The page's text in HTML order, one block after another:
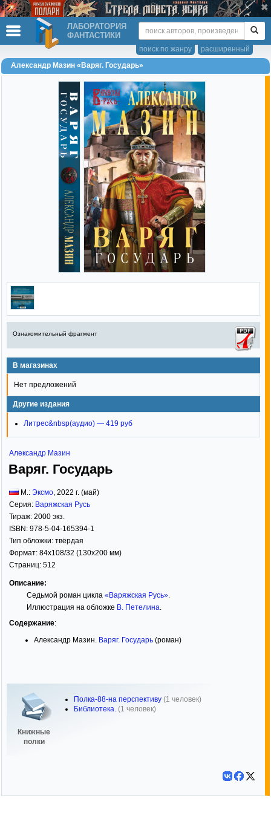
ЛАБОРАТОРИЯ
ФАНТАСТИКИ
расширенный
поиск по жанру
Александр Мазин «Варяг. Государь»
Ознакомительный фрагмент
В магазинах
Нет предложений
Другие издания
Литрес&nbsp(аудио) — 419 руб
Александр Мазин
Варяг. Государь
М.: Эксмо 2022 г. (май)
Серия: Варяжская Русь
Тираж: 2000 экз.
ISBN: 978-5-04-165394-1
Тип обложки: твёрдая
Формат: 84x108/32 (130x200 мм)
Страниц: 512
Описание:
Седьмой роман цикла «Варяжская Русь».
Иллюстрация на обложке В. Петелина
Содержание:
Александр Мазин. Варяг. Государь (роман)
Книжные
полки
Полка-88-на перспективу (1 человек)
Библиотека. (1 человек)